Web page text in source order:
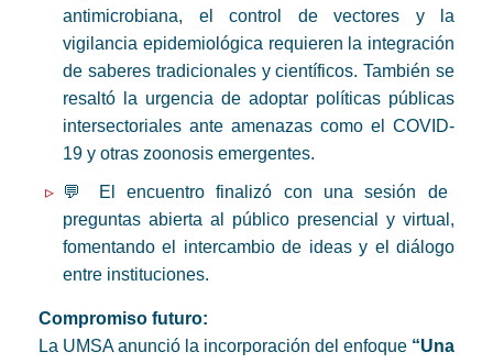
antimicrobiana, el control de vectores y la
vigilancia epidemiológica requieren la integración
de saberes tradicionales y científicos. También se
resaltó la urgencia de adoptar políticas públicas
intersectoriales ante amenazas como el COVID-
19 y otras zoonosis emergentes.
💬 El encuentro finalizó con una sesión de
preguntas abierta al público presencial y virtual,
fomentando el intercambio de ideas y el diálogo
entre instituciones.
Compromiso futuro:
La UMSA anunció la incorporación del enfoque “Una